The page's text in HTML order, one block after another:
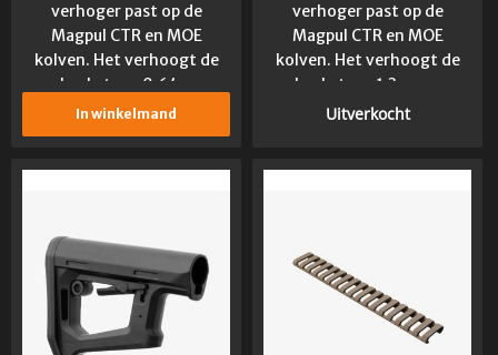
verhoger past op de
Magpul CTR en MOE
kolven. Het verhoogt de
kaaksteun 0,64...
In winkelmand
verhoger past op de
Magpul CTR en MOE
kolven. Het verhoogt de
kaaksteun 1,3 cm....
Uitverkocht